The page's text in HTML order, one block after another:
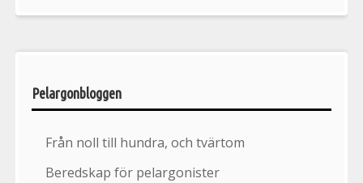
Pelargonbloggen
Från noll till hundra, och tvärtom
Beredskap för pelargonister